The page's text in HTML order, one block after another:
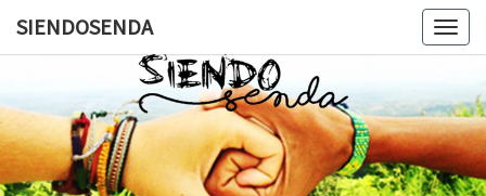
SIENDOSENDA